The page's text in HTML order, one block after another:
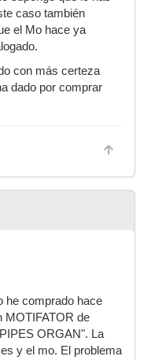
caso también
el Mo hace ya
con más certeza
dado por comprar
he comprado hace
MOTIFATOR de
ORGAN". La
y el mo. El problema